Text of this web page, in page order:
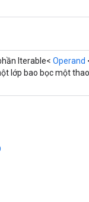
Iterable< Operand
lớp bao bọc một